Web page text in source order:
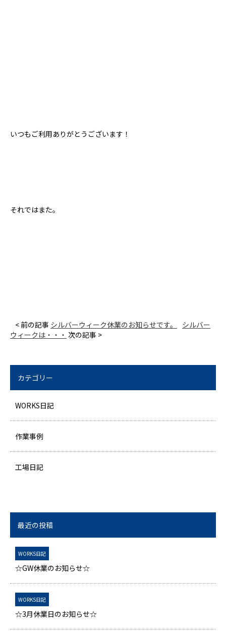
いつもご利用ありがとうございます！
それではまた。
< 前の記事 シルバーウィーク休業のお知らせです。
シルバー
ウィークは・・・ 次の記事 >
カテゴリー
WORKS日記
作業事例
工場日記
最近の投稿
WORKS日記
☆GW休業のお知らせ☆
WORKS日記
☆3月休業日のお知らせ☆